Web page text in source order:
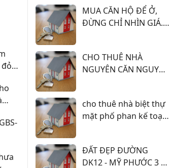
MUA CĂN HỘ ĐỂ Ở,
ĐỪNG CHỈ NHÌN GIÁ.
NGÀY
CHO THUÊ NHÀ
NGUYÊN CĂN NGUYỄN
TRIỆU 500.
cho thuê nhà biệt thự
mặt phố phan kế toại
ĐẤT ĐẸP ĐƯỜNG
DK12 - MỸ PHƯỚC 3 -